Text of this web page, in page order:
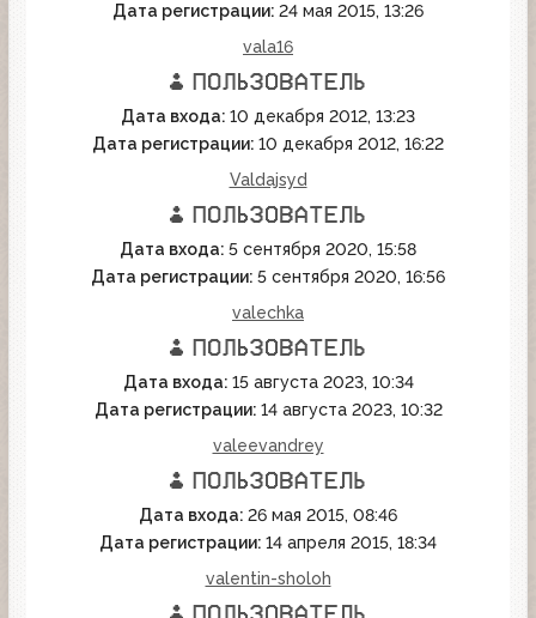
Дата регистрации: 24 мая 2015, 13:26
vala16
Дата входа: 10 декабря 2012, 13:23
Дата регистрации: 10 декабря 2012, 16:22
Valdajsyd
Дата входа: 5 сентября 2020, 15:58
Дата регистрации: 5 сентября 2020, 16:56
valechka
Дата входа: 15 августа 2023, 10:34
Дата регистрации: 14 августа 2023, 10:32
valeevandrey
Дата входа: 26 мая 2015, 08:46
Дата регистрации: 14 апреля 2015, 18:34
valentin-sholoh